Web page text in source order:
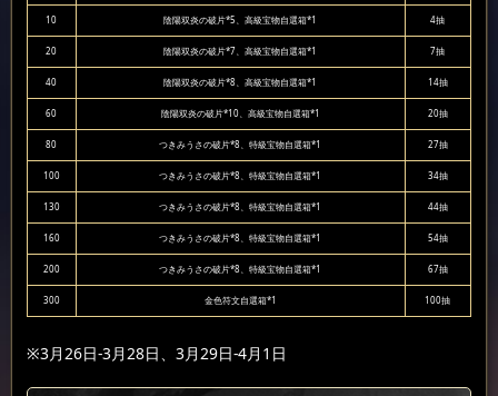
10 陰陽双炎の破片*5、高級宝物自選箱*1 4抽
20 陰陽双炎の破片*7、高級宝物自選箱*1 7抽
40 陰陽双炎の破片*8、高級宝物自選箱*1 14抽
60 陰陽双炎の破片*10、高級宝物自選箱*1 20抽
80 つきみうさの破片*8、特級宝物自選箱*1 27抽
100 つきみうさの破片*8、特級宝物自選箱*1 34抽
130 つきみうさの破片*8、特級宝物自選箱*1 44抽
160 つきみうさの破片*8、特級宝物自選箱*1 54抽
200 つきみうさの破片*8、特級宝物自選箱*1 67抽
300 金色符文自選箱*1 100抽
※3月26日-3月28日、3月29日-4月1日